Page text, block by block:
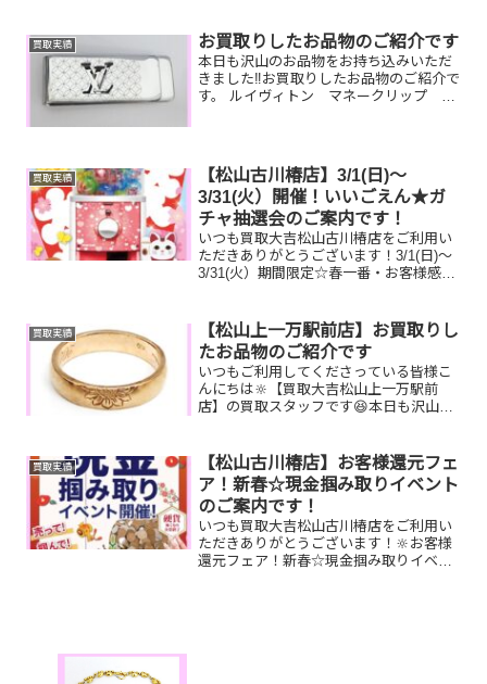
ぜひ買取大吉松山古川椿店にお査定させ
てください！💫皆...
買取実績 お買取りしたお品物のご紹介です
本日も沢山のお品物をお持ち込みいただ
きました‼️お買取りしたお品物のご紹介で
す。 ルイヴィトン マネークリップ
一点丁寧に査定させ...
買取実績
【松山古川椿店】3/1(日)～
3/31(火）開催！いいごえん★ガ
チャ抽選会のご案内です！
いつも買取大吉松山古川椿店をご利用い
ただきありがとうございます！3/1(日)～
3/31(火）期間限定☆春一番・お客様感謝
11,500円以上ご成約のお客様限定でご参
加いただけ...
買取実績
【松山上一万駅前店】お買取りし
たお品物のご紹介です
いつもご利用してくださっている皆様こ
んにちは🔆【買取大吉松山上一万駅前
店】の買取スタッフです😆本日も沢山の
グ 古紙幣
Nikon カメラ...
買取実績
【松山古川椿店】お客様還元フェ
ア！新春☆現金掴み取りイベント
のご案内です！
いつも買取大吉松山古川椿店をご利用い
ただきありがとうございます！🔆お客様
還元フェア！新春☆現金掴み取りイベン